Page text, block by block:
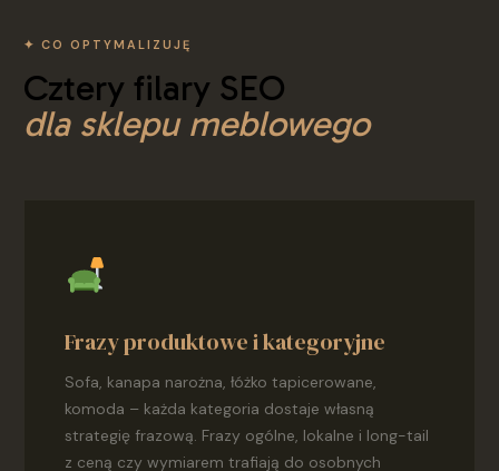
✦ CO OPTYMALIZUJĘ
Cztery filary SEO
dla sklepu meblowego
Frazy produktowe i kategoryjne
Sofa, kanapa narożna, łóżko tapicerowane,
komoda – każda kategoria dostaje własną
strategię frazową. Frazy ogólne, lokalne i long-tail
z ceną czy wymiarem trafiają do osobnych